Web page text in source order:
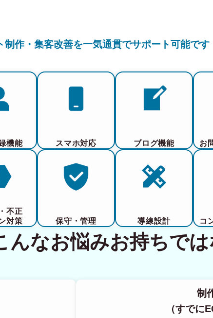
制作・集客改善を一気通貫でサポート可能です
機能 スマホ対応 ブログ機能 お
不正
対策
保守・管理 導線設計 コ
んなお悩みお持ちで
制
（すでに